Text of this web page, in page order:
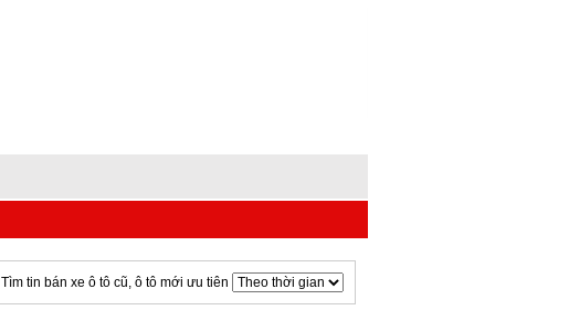
Tìm tin bán xe ô tô cũ, ô tô mới ưu tiên